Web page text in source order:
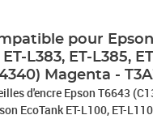
pour Epson
ET-L383, ET-L385,
Magenta -
d'encre Epson T6643
EcoTank ET-L100, ET-
ET-L220, ET-L300, ET-